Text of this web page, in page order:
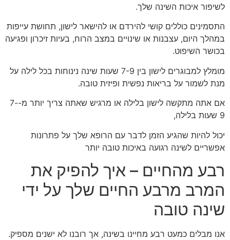
לשיפור איכות השינה שלך.
התסמינים כוללים קושי להירדם או להישאר לישון, תחושת עייפות
במהלך היום, עצבנות או שינויים במצב הרוח, בעיות זיכרון ופגיעה
בכושר השיפוט.
מומלץ למבוגרים לישון בין 7-9 שעות שינה נינוחות בכל לילה על
מנת לשמור על בריאות נפשית ופיזית טובה.
אם אתה מתקשה לישון בלילה או מרגיש שאתה צריך יותר מ-7-
9 שעות בלילה,
יכול להיות שהגיע הזמן לדבר עם הרופא שלך על פתרונות
אפשריים לשינה רגועה באיכות טובה יותר
רבע מהחיים – איך להפיק את
המרב מרבע החיים שלך על ידי
שינה טובה
אנו מבלים כמעט רבע מחיינו בשינה, אך רובנו לא ישנים מספיק.